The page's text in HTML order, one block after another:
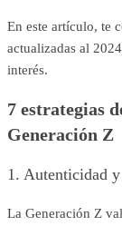
En este artículo, te
actualizadas al
interés.
7 estrategias
Generación Z
1. Autenticidad
La Generación Z